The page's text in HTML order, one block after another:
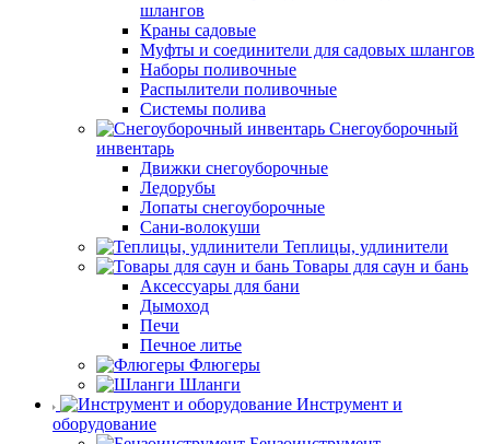
шлангов
Краны садовые
Муфты и соединители для садовых шлангов
Наборы поливочные
Распылители поливочные
Системы полива
Снегоуборочный
инвентарь
Движки снегоуборочные
Ледорубы
Лопаты снегоуборочные
Сани-волокуши
Теплицы, удлинители
Товары для саун и бань
Аксессуары для бани
Дымоход
Печи
Печное литье
Флюгеры
Шланги
Инструмент и
оборудование